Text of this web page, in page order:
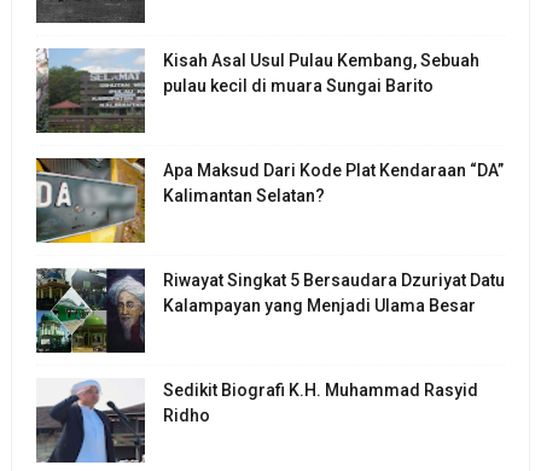
Kisah Asal Usul Pulau Kembang, Sebuah
pulau kecil di muara Sungai Barito
Apa Maksud Dari Kode Plat Kendaraan “DA”
Kalimantan Selatan?
Riwayat Singkat 5 Bersaudara Dzuriyat Datu
Kalampayan yang Menjadi Ulama Besar
Sedikit Biografi K.H. Muhammad Rasyid
Ridho